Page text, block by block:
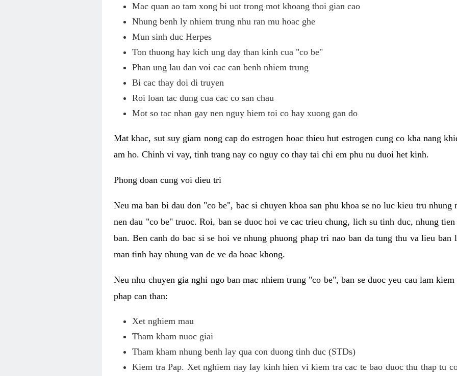
Mac quan ao tam xong bi uot trong mot khoang thoi gian cao
Nhung benh ly nhiem trung nhu ran mu hoac ghe
Mun sinh duc Herpes
Ton thuong hay kich ung day than kinh cua "co be"
Phan ung lau dan voi cac can benh nhiem trung
Bi cac thay doi di truyen
Roi loan tac dung cua cac co san chau
Mot so tac nhan gay nen nguy hiem toi co hay xuong gan do
Mat khac, sut suy giam nong cap do estrogen hoac thieu hut estrogen cung co kha nang
am ho. Chinh vi vay, tinh trang nay co nguy co thay tai chi em phu nu duoi het kinh.
Phong doan cung voi dieu tri
Neu ma ban bi dau don "co be", bac si chuyen khoa san phu khoa se no luc kieu tru nhung
nen dau "co be" truoc. Roi, ban se duoc hoi ve cac trieu chung, lich su tinh duc, nhung
ban. Ben canh do bac si se hoi ve nhung phuong phap tri nao ban da tung thu va lieu
man tinh hay nhung van de ve da hoac khong.
Neu nhu chuyen gia nghi ngo ban mac nhiem trung "co be", ban se duoc yeu cau lam
phap can than:
Xet nghiem mau
Tham kham nuoc giai
Tham kham nhung benh lay qua con duong tinh duc (STDs)
Kiem tra Pap. Xet nghiem nay lay kinh hien vi kiem tra cac te bao duoc thu thap tu